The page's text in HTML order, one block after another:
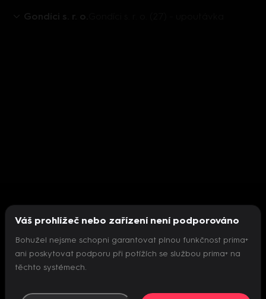
Gondíci s. r. o.
Nepodařilo se inicializovat přehrávač
Váš prohlížeč nebo zařízení není podporováno
Bohužel nejsme schopni garantovat plnou funkčnost prima+
ani poskytovat podporu při potížích se službou prima+ na
těchto systémech.